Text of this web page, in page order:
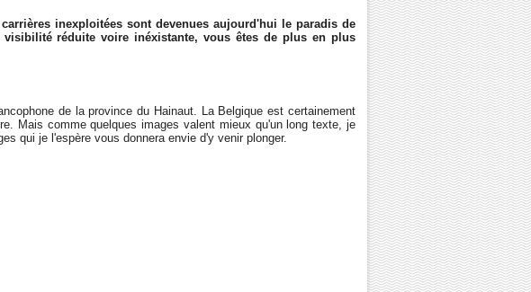
inexploitées sont devenues aujourd'hui le paradis de
réduite voire inéxistante, vous êtes de plus en plus
de la province du Hainaut. La Belgique est certainement
Mais comme quelques images valent mieux qu'un long texte, je
qui je l'espère vous donnera envie d'y venir plonger.